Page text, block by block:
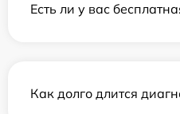
Есть ли у вас
Как долго длится